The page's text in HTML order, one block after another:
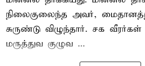
நிலைகுலைந்த அவர்,
சுருண்டு விழுந்தார். சக
மருத்துவ குழுவ ...